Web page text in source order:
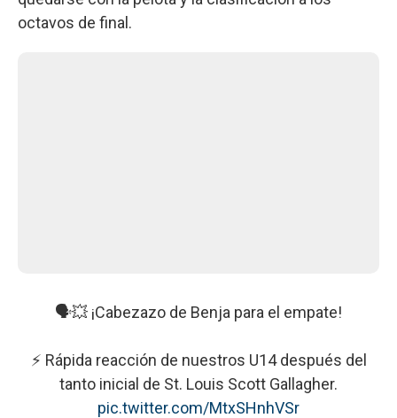
octavos de final.
🗣️💥 ¡Cabezazo de Benja para el empate!
⚡️ Rápida reacción de nuestros U14 después del
tanto inicial de St. Louis Scott Gallagher.
pic.twitter.com/MtxSHnhVSr